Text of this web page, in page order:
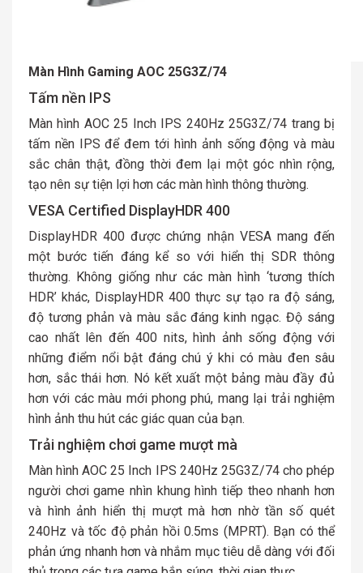
Màn Hình Gaming AOC 25G3Z/74
Tấm nền IPS
Màn hình AOC 25 Inch IPS 240Hz 25G3Z/74 trang bị
tấm nền IPS để đem tới hình ảnh sống động và màu
sắc chân thật, đồng thời đem lại một góc nhìn rộng,
tạo nên sự tiện lợi hơn các màn hình thông thường.
VESA Certified DisplayHDR 400
DisplayHDR 400 được chứng nhận VESA mang đến
một bước tiến đáng kể so với hiển thị SDR thông
thường. Không giống như các màn hình ‘tương thích
HDR’ khác, DisplayHDR 400 thực sự tạo ra độ sáng,
độ tương phản và màu sắc đáng kinh ngạc. Độ sáng
cao nhất lên đến 400 nits, hình ảnh sống động với
những điểm nổi bật đáng chú ý khi có màu đen sâu
hơn, sắc thái hơn. Nó kết xuất một bảng màu đầy đủ
hơn với các màu mới phong phú, mang lại trải nghiệm
hình ảnh thu hút các giác quan của bạn.
Trải nghiệm chơi game mượt mà
Màn hình AOC 25 Inch IPS 240Hz 25G3Z/74 cho phép
người chơi game nhìn khung hình tiếp theo nhanh hơn
và hình ảnh hiển thị mượt mà hơn nhờ tần số quét
240Hz và tốc độ phản hồi 0.5ms (MPRT). Bạn có thể
phản ứng nhanh hơn và nhắm mục tiêu dễ dàng với đối